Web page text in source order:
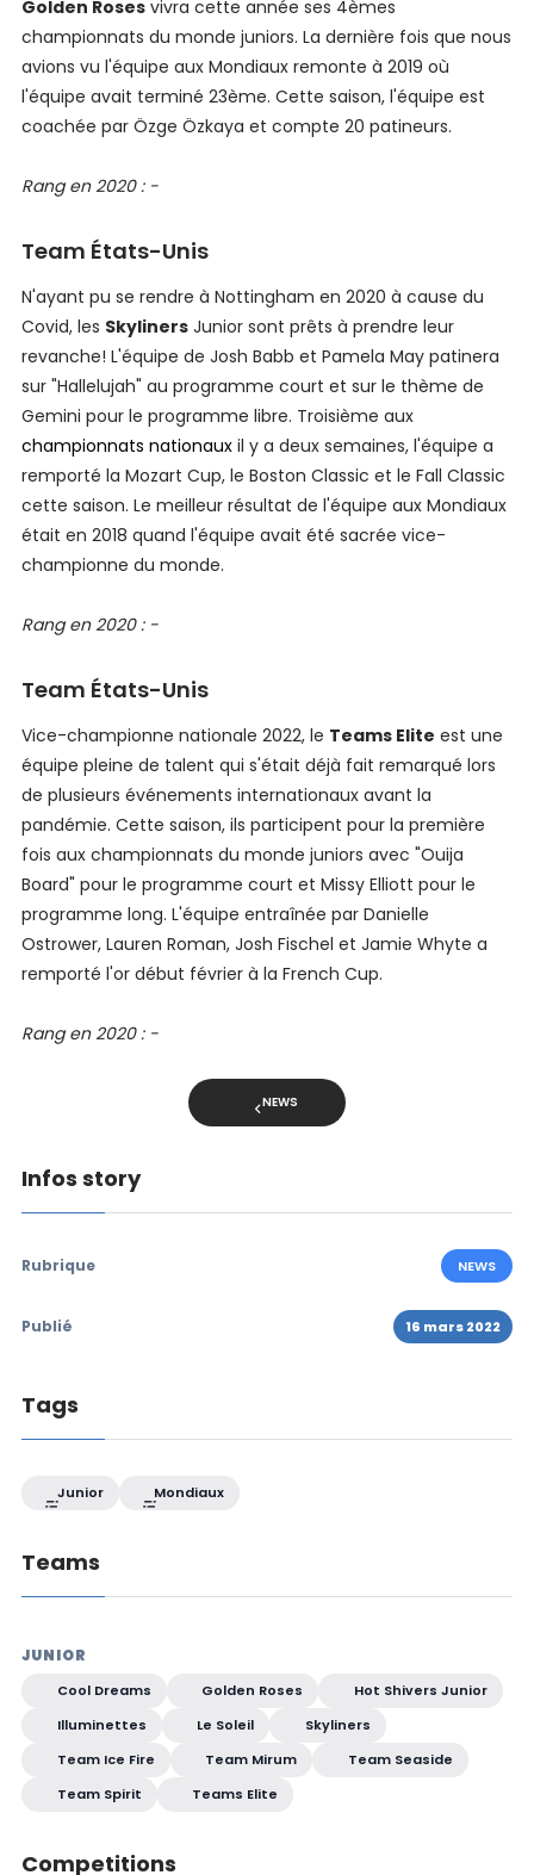
Golden Rosesvivra cette année ses 4èmes
championnats du monde juniors. La dernière fois que nous
avions vu l'équipe aux Mondiaux remonte à 2019 où
l'équipe avait terminé 23ème. Cette saison, l'équipe est
coachée par Özge Özkaya et compte 20 patineurs.
Rang en 2020 : -
Team États-Unis
N'ayant pu se rendre à Nottingham en 2020 à cause du
Covid, les SkylinersJunior sont prêts à prendre leur
revanche! L'équipe de Josh Babb et Pamela May patinera
sur "Hallelujah" au programme court et sur le thème de
Gemini pour le programme libre. Troisième aux
championnats nationauxil y a deux semaines, l'équipe a
remporté la Mozart Cup, le Boston Classic et le Fall Classic
cette saison. Le meilleur résultat de l'équipe aux Mondiaux
était en 2018 quand l'équipe avait été sacrée vice-
championne du monde.
Rang en 2020 : -
Team États-Unis
Vice-championne nationale 2022, le Teams Elite est une
équipe pleine de talent qui s'était déjà fait remarqué lors
de plusieurs événements internationaux avant la
pandémie. Cette saison, ils participent pour la première
fois aux championnats du monde juniors avec "Ouija
Board" pour le programme court et Missy Elliott pour le
programme long. L'équipe entraînée par Danielle
Ostrower, Lauren Roman, Josh Fischel et Jamie Whyte a
remporté l'or début février à la French Cup.
Rang en 2020 : -
NEWS
Infos story
Rubrique NEWS
Publié 16 mars 2022
Tags
Junior Mondiaux
Teams
JUNIOR
Cool Dreams Golden Roses
Hot Shivers Junior
Illuminettes
Le Soleil
Skyliners
Team Ice Fire
Team Mirum
Team Seaside
Team Spirit
Teams Elite
Competitions